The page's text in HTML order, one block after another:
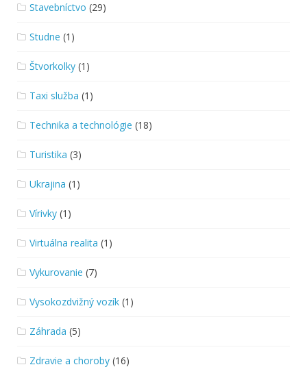
Stavebníctvo (29)
Studne (1)
Štvorkolky (1)
Taxi služba (1)
Technika a technológie (18)
Turistika (3)
Ukrajina (1)
Vírivky (1)
Virtuálna realita (1)
Vykurovanie (7)
Vysokozdvižný vozík (1)
Záhrada (5)
Zdravie a choroby (16)